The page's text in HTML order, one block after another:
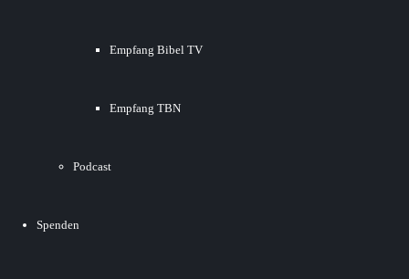
Empfang Bibel TV
Empfang TBN
Podcast
Spenden